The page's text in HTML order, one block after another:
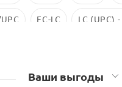
FC-LC LC (UPC)
Ваши выгоды